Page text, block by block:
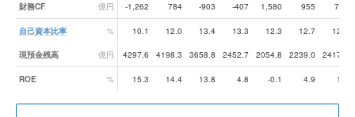
財務CF 億円 -1,262 784 -903 -407 1,580 955 794
自己資本比率 % 10.1 12.0 13.4 13.3 12.3 12.7 12.1
現預金残高 億円 4297.6 4198.3 3658.8 2452.7 2054.8 2239.0 2417.6
ROE % 15.3 14.4 13.8 4.8 -0.1 4.9 1.1